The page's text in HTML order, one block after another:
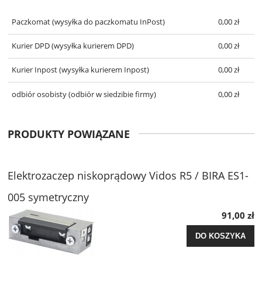
Paczkomat(wysyłka do paczkomatu InPost) 0,00 zł
Kurier DPD(wysyłka kurierem DPD) 0,00 zł
Kurier Inpost(wysyłka kurierem Inpost) 0,00 zł
odbiór osobisty(odbiór w siedzibie firmy) 0,00 zł
PRODUKTY POWIĄZANE
Elektrozaczep niskoprądowy Vidos R5 / BIRA ES1-
005 symetryczny
91,00 zł
DO KOSZYKA